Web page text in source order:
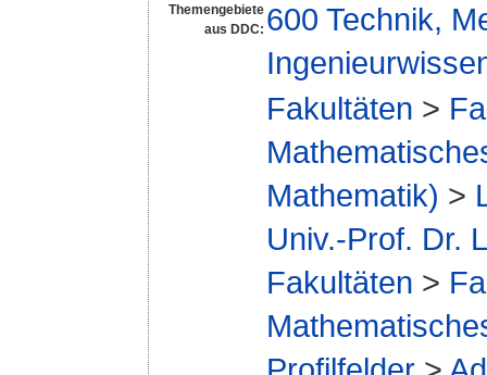
Themengebiete
aus DDC: 600 Technik,
Fakultäten >
Mathematik) >
Univ.-Prof. Dr.
Fakultäten >